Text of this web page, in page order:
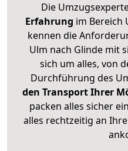
Die
Erfahrung im Bereich
kennen die
Ulm nach Glinde mit
sich um alles, von
Durchführung des
den Transport Ihrer
packen alles sicher
alles rechtzeitig an